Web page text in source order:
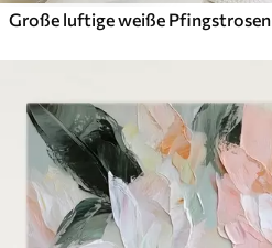
Große luftige weiße Pfingstrosen